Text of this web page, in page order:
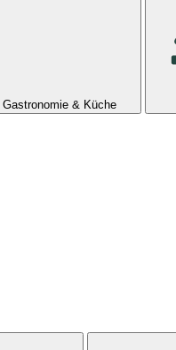
Gastronomie & Küche